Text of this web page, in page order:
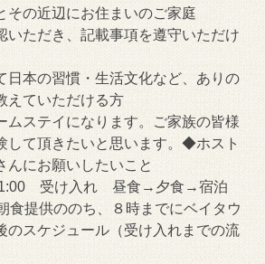
その近辺にお住まいのご家庭
いただき、記載事項を遵守いただけ
日本の習慣・生活文化など、 ありの
えていただける方
ステイになります。ご家族の皆様
して頂きたいと思います。◆ホスト
んにお願いしたいこと
受け入れ 昼食→夕食→宿泊
食提供ののち、８時までにベイタウ
スケジュール（受け入れまでの流